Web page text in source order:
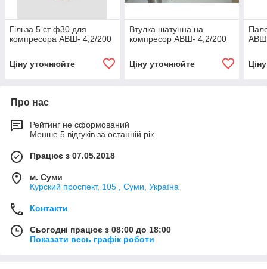
Гільза 5 ст ф30 для
компресора АВШ- 4,2/200
Ціну уточнюйте
Втулка шатунна на
компресор АВШ- 4,2/200
Ціну уточнюйте
Про нас
Рейтинг не сформований
Менше 5 відгуків за останній рік
Працює з 07.05.2018
м. Суми
Курский проспект, 105 , Суми, Україна
Контакти
Сьогодні працює з 08:00 до 18:00
Показати весь графік роботи